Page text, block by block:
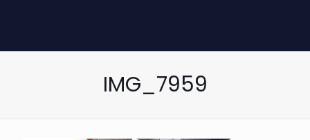
IMG_7959